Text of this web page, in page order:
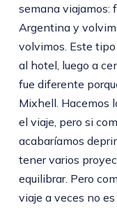
semana viajamos:
Argentina y
volvimos. Este
al hotel, luego a
fue diferente
Mixhell. Hacemos
el viaje, pero si
acabaríamos
tener varios
equilibrar. Pero
viaje a veces no